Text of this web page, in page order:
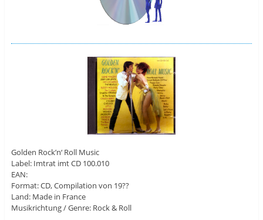
Golden Rock’n‘ Roll Music
Label: Imtrat imt CD 100.010
EAN:
Format: CD, Compilation von 19??
Land: Made in France
Musikrichtung / Genre: Rock & Roll